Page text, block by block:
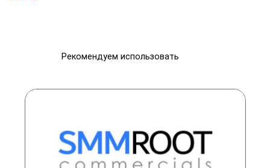
Рекомендуем использовать